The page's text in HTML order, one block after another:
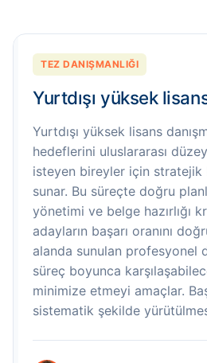
TEZ DANIŞMANLIĞI
Yurtdışı yüksek
Yurtdışı yüksek lisans
hedeflerini uluslararası
isteyen bireyler için stratejik
sunar. Bu süreçte doğru
yönetimi ve belge hazırlığı
adayların başarı oranını
alanda sunulan profesyonel
süreç boyunca
minimize etmeyi amaçlar.
sistematik şekilde